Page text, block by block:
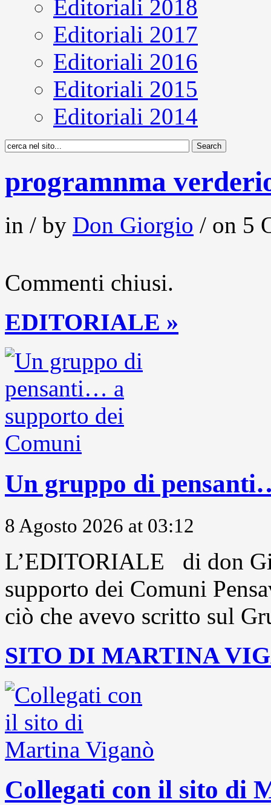
Editoriali 2018
Editoriali 2017
Editoriali 2016
Editoriali 2015
Editoriali 2014
programnma
in / by Don Giorgio / on 5
Commenti chiusi.
EDITORIALE »
Un gruppo di
8 Agosto 2026 at 03:12
L’EDITORIALE di don
supporto dei Comuni
ciò che avevo scritto sul
SITO DI MARTINA
Collegati con il sito di